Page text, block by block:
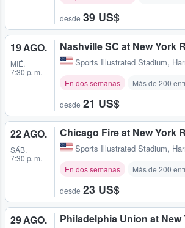
desde 39 US$
19 AGO.
MIÉ.
7:30 p. m.
Nashville SC at New York
Sports Illustrated Stadium,
En dos semanas Más de 200
desde 21 US$
22 AGO.
SÁB.
7:30 p. m.
Chicago Fire at New York
Sports Illustrated Stadium,
En dos semanas Más de 200
desde 23 US$
29 AGO. Philadelphia Union at